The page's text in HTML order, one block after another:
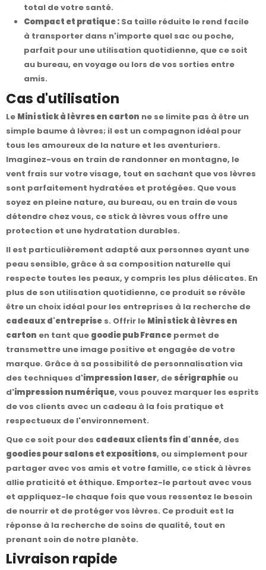
total de votre santé.
Compact et pratique : Sa taille réduite le rend facile
à transporter dans n'importe quel sac ou poche,
parfait pour une utilisation quotidienne, que ce soit
au bureau, en voyage ou lors de vos sorties entre
amis.
Cas d'utilisation
Le Mini stick à lèvres en carton ne se limite pas à être un
simple baume à lèvres; il est un compagnon idéal pour
tous les amoureux de la nature et les aventuriers.
Imaginez-vous en train de randonner en montagne, le
vent frais sur votre visage, tout en sachant que vos lèvres
sont parfaitement hydratées et protégées. Que vous
soyez en pleine nature, au bureau, ou en train de vous
détendre chez vous, ce stick à lèvres vous offre une
protection et une hydratation durables.
Il est particulièrement adapté aux personnes ayant une
peau sensible, grâce à sa composition naturelle qui
respecte toutes les peaux, y compris les plus délicates. En
plus de son utilisation quotidienne, ce produit se révèle
être un choix idéal pour les entreprises à la recherche de
cadeaux d'entreprise s. Offrir le Mini stick à lèvres en
carton en tant que goodie pub France permet de
transmettre une image positive et engagée de votre
marque. Grâce à sa possibilité de personnalisation via
des techniques d'impression laser, desérigraphie ou
d'impression numérique, vous pouvez marquer les esprits
de vos clients avec un cadeau à la fois pratique et
respectueux de l'environnement.
Que ce soit pour des cadeaux clients fin d'année, des
goodies pour salons et expositions, ou simplement pour
partager avec vos amis et votre famille, ce stick à lèvres
allie praticité et éthique. Emportez-le partout avec vous
et appliquez-le chaque fois que vous ressentez le besoin
de nourrir et de protéger vos lèvres. Ce produit est la
réponse à la recherche de soins de qualité, tout en
prenant soin de notre planète.
Livraison rapide